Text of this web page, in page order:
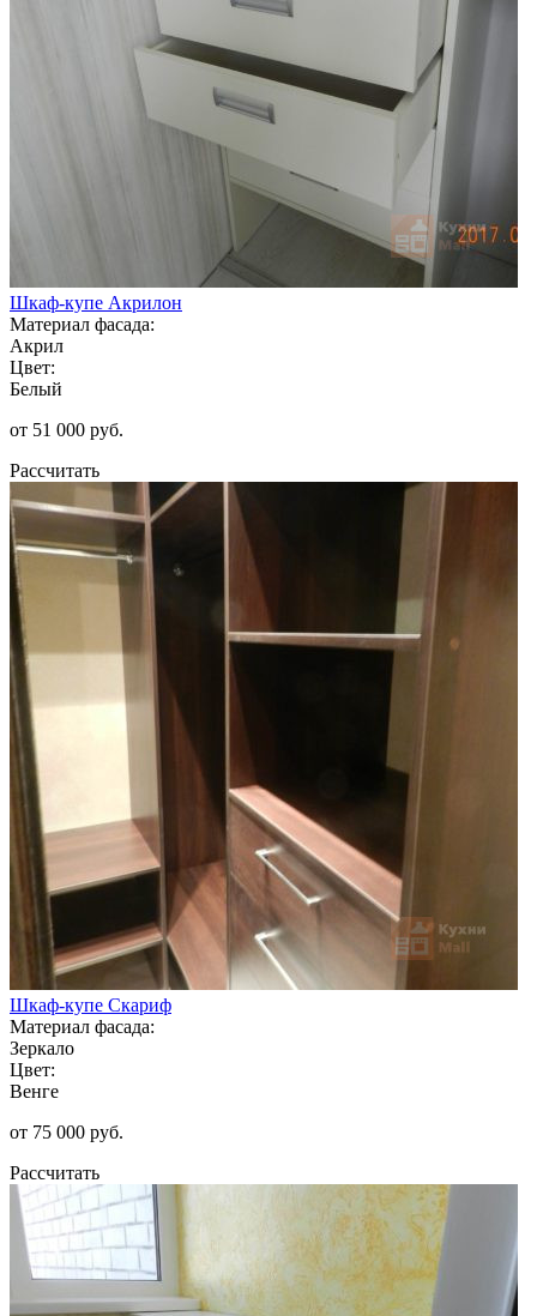
Шкаф-купе Акрилон
Материал фасада:
Акрил
Цвет:
Белый
от 51 000 руб.
Рассчитать
Шкаф-купе Скариф
Материал фасада:
Зеркало
Цвет:
Венге
от 75 000 руб.
Рассчитать